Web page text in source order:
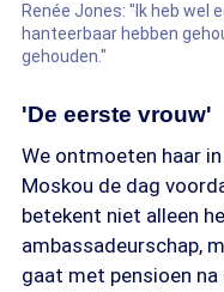
Renée Jones: "Ik heb wel
hanteerbaar hebben
gehouden."
'De eerste vrouw'
We ontmoeten haar
Moskou de dag
betekent niet alleen
ambassadeurschap,
gaat met pensioen na